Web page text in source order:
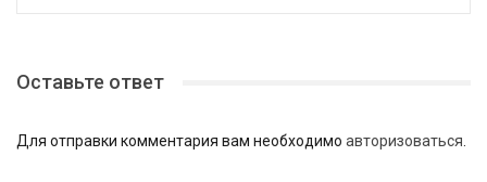
Оставьте ответ
Для отправки комментария вам необходимо авторизоваться